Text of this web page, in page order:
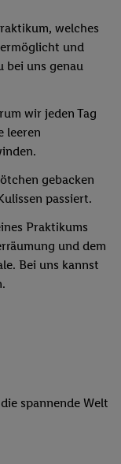
welches
und
bei uns genau
wir jeden Tag
leeren
gebacken
passiert.
Praktikums
und dem
Bei uns kannst
spannende Welt